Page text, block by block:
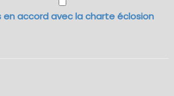
en accord avec la charte éclosion